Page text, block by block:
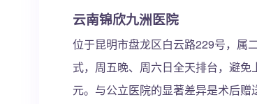
云南锦欣九洲医院
位于昆明市盘龙区白云路229号，属
式，周五晚、周六日全天排台，避
元。与公立医院的显著差异是术后赠